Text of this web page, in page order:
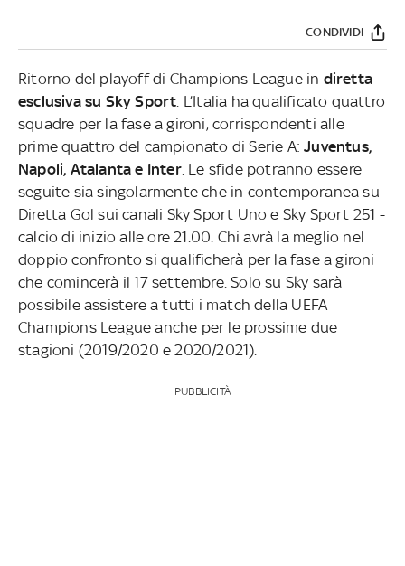
CONDIVIDI
Ritorno del playoff di Champions League in diretta
esclusiva su Sky Sport . L’Italia ha qualificato quattro
squadre per la fase a gironi, corrispondenti alle
prime quattro del campionato di Serie A:Juventus,
Napoli, Atalanta e Inter. Le sfide potranno essere
seguite sia singolarmente che in contemporanea su
Diretta Gol sui canali Sky Sport Uno e Sky Sport 251 -
calcio di inizio alle ore 21.00. Chi avrà la meglio nel
doppio confronto si qualificherà per la fase a gironi
che comincerà il 17 settembre. Solo su Sky sarà
possibile assistere a tutti i match della UEFA
Champions League anche per le prossime due
stagioni (2019/2020 e 2020/2021).
PUBBLICITÀ